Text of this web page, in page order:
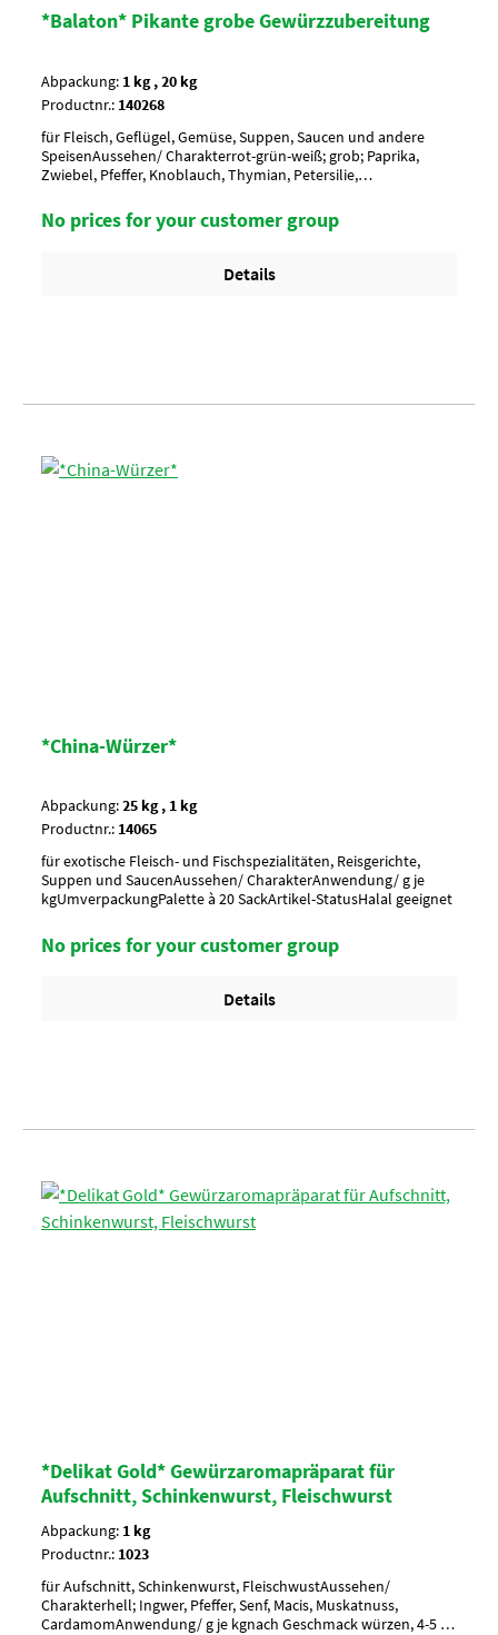
*Balaton* Pikante grobe Gewürzzubereitung
Abpackung:
1 kg , 20 kg
Productnr.: 140268
für Fleisch, Geflügel, Gemüse, Suppen, Saucen und andere
SpeisenAussehen/ Charakterrot-grün-weiß; grob; Paprika,
Zwiebel, Pfeffer, Knoblauch, Thymian, Petersilie,
g je kgUmverpackung15 Btl. je Krt. (DF 100) / 36 Krt. per
PaletteArtikel-StatusHalal geeignet
No prices for your customer group
Details
*China-Würzer*
Abpackung:
25 kg , 1 kg
Productnr.: 14065
für exotische Fleisch- und Fischspezialitäten, Reisgerichte,
Suppen und SaucenAussehen/ CharakterAnwendung/ g je
kgUmverpackungPalette à 20 SackArtikel-StatusHalal geeignet
No prices for your customer group
Details
*Delikat Gold* Gewürzaromapräparat für
Aufschnitt, Schinkenwurst, Fleischwurst
Abpackung: 1 kg
Productnr.: 1023
für Aufschnitt, Schinkenwurst, FleischwustAussehen/
Charakterhell; Ingwer, Pfeffer, Senf, Macis, Muskatnuss,
CardamomAnwendung/ g je kgnach Geschmack würzen, 4-5 g